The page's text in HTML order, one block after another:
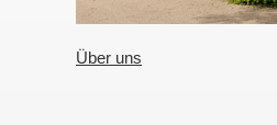
Über uns